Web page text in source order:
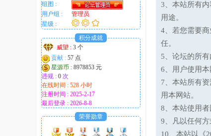
组图 :
用户组 :
管理员
星级 :
积分成就
威望 : 3 个
贡献 : 57 点
星源币 : 8978853 元
违规 : 0 次
在线时间 : 528 小时
注册时间 : 2025-2-17
最后登录 : 2026-8-8
荣誉勋章
3、本站所有
用途。
4、若您需要
任。
5、论坛的所
6、用户使用
7、本站所有
用本网站。
8、本站使用
9、凡以任何
10、本站以《